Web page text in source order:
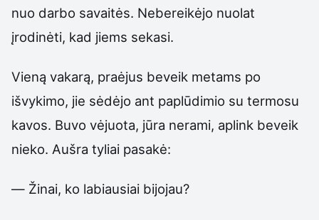
nuo darbo savaitės. Nebereikėjo nuolat
įrodinėti, kad jiems sekasi.
Vieną vakarą, praėjus beveik metams po
išvykimo, jie sėdėjo ant paplūdimio su termosu
kavos. Buvo vėjuota, jūra nerami, aplink beveik
nieko. Aušra tyliai pasakė:
— Žinai, ko labiausiai bijojau?